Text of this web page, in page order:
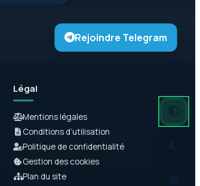
Rejoindre Telegram
Légal
Mentions légales
Conditions d’utilisation
Politique de confidentialité
Gestion des cookies
Plan du site
Mode
Mode
Mode clair